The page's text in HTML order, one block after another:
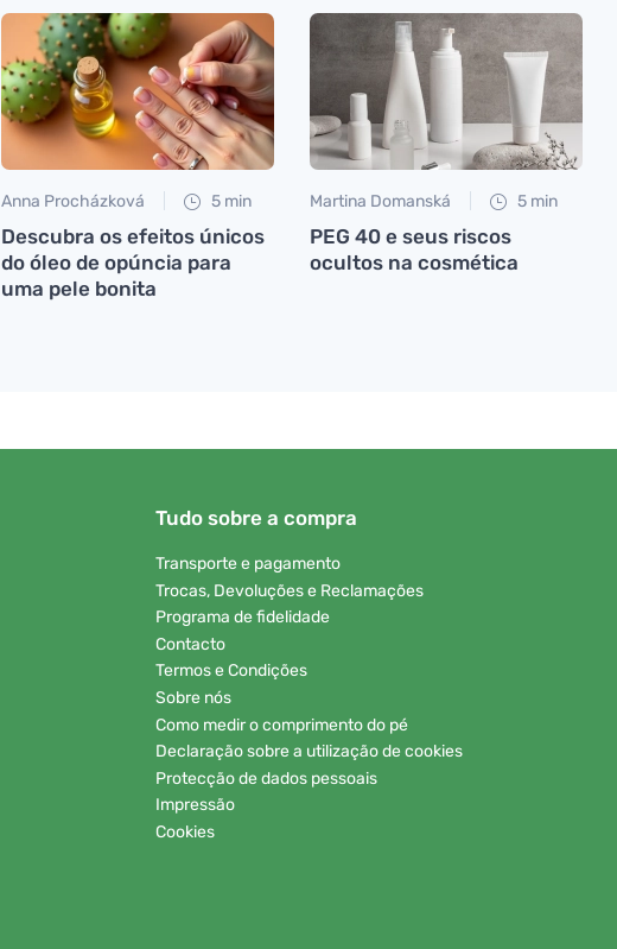
Anna Procházková 5 min
Descubra os efeitos únicos
do óleo de opúncia para
uma pele bonita
Martina Domanská 5 min
PEG 40 e seus riscos
ocultos na cosmética
Tudo sobre a compra
Transporte e pagamento
Trocas, Devoluções e Reclamações
Programa de fidelidade
Contacto
Termos e Condições
Sobre nós
Como medir o comprimento do pé
Declaração sobre a utilização de cookies
Protecção de dados pessoais
Impressão
Cookies